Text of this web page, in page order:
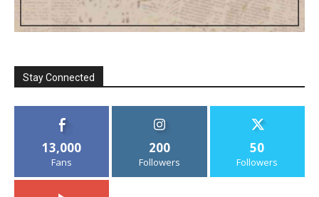
Stay Connected
13,000
Fans
200
Followers
50
Followers